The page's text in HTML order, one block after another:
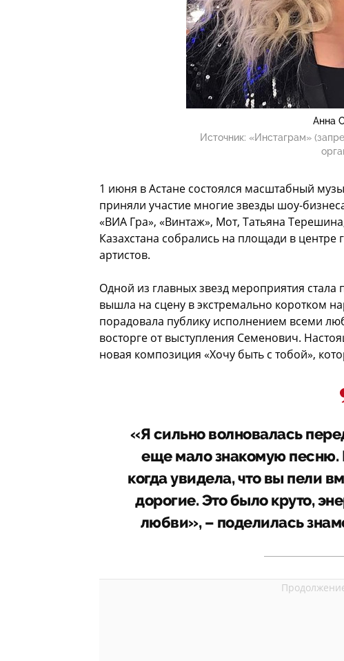
Анна
Источник: «Инстаграм»
1 июня в Астане состоялся масштабный
приняли участие многие звезды шоу-
«ВИА Гра», «Винтаж», Мот, Татьяна
Казахстана собрались на площади в
артистов.
Одной из главных звезд мероприятия
вышла на сцену в экстремально коротком
порадовала публику исполнением всеми
восторге от выступления Семенович.
новая композиция «Хочу быть с тобой»,
«Я сильно волновалась
еще мало знакомую песню.
когда увидела, что вы пели
дорогие. Это было круто,
любви», – поделилась